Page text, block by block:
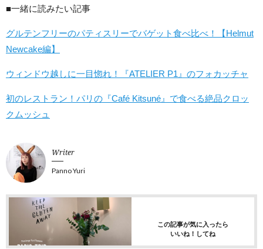
■一緒に読みたい記事
グルテンフリーのパティスリーでバゲット食べ比べ！【Helmut
Newcake編】
ウィンドウ越しに一目惚れ！『ATELIER P1』のフォカッチャ
初のレストラン！パリの『Café Kitsuné』で食べる絶品クロッ
クムッシュ
Writer
Panno Yuri
この記事が気に入ったら
いいね！してね